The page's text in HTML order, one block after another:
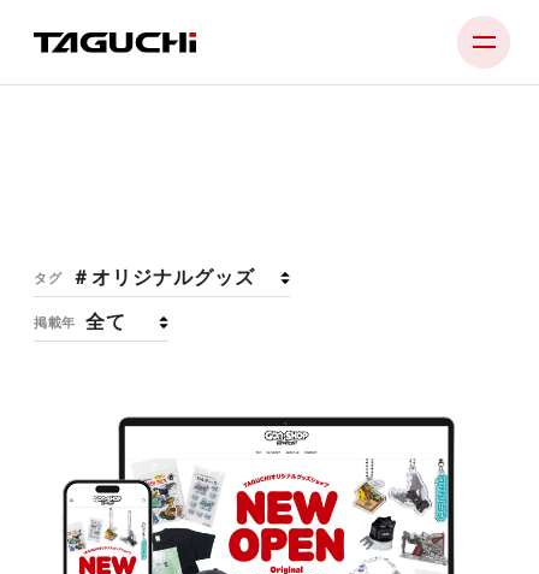
NEWS
SUPPORT
CONTACT
タグ
掲載年